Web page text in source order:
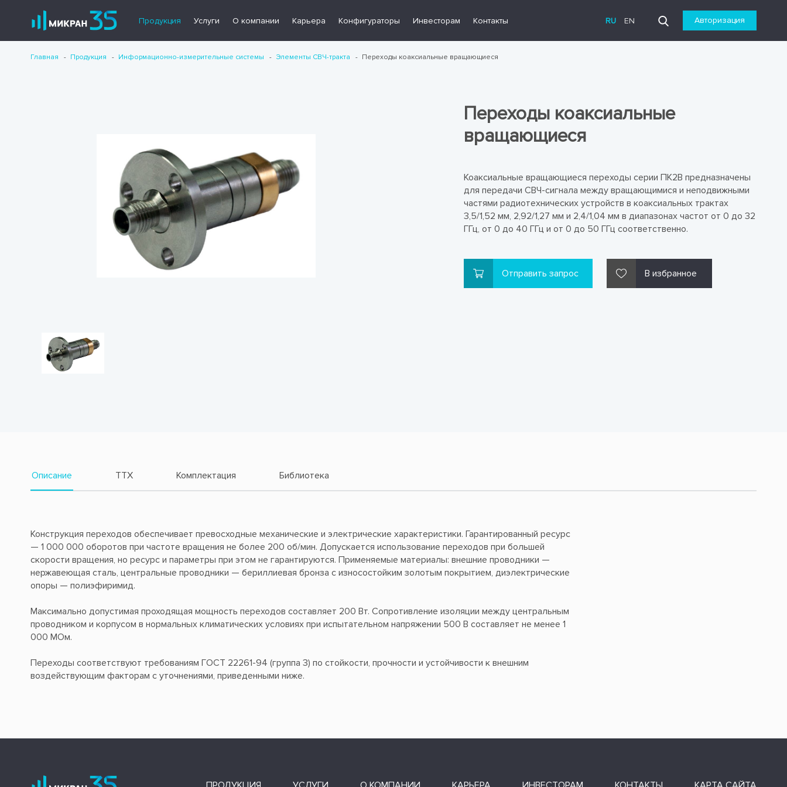
Продукция Услуги О компании Карьера Конфигураторы Инвесторам Контакты RU EN Авторизация
Главная Продукция Информационно-измерительные системы Элементы СВЧ-тракта Переходы коаксиальные вращающиеся
Переходы коаксиальные
вращающиеся
Коаксиальные вращающиеся переходы серии ПК2В предназначены
для передачи СВЧ-сигнала между вращающимися и неподвижными
частями радиотехнических устройств в коаксиальных трактах
3,5/1,52 мм, 2,92/1,27 мм и 2,4/1,04 мм в диапазонах частот от 0 до 32
ГГц, от 0 до 40 ГГц и от 0 до 50 ГГц соответственно.
Отправить запрос В избранное
Описание TTX Комплектация Библиотека
Конструкция переходов обеспечивает превосходные механические и электрические характеристики. Гарантированный ресурс
— 1 000 000 оборотов при частоте вращения не более 200 об/мин. Допускается использование переходов при большей
скорости вращения, но ресурс и параметры при этом не гарантируются. Применяемые материалы: внешние проводники —
нержавеющая сталь, центральные проводники — бериллиевая бронза с износостойким золотым покрытием, диэлектрические
опоры — полиэфиримид.
Максимально допустимая проходящая мощность переходов составляет 200 Вт. Сопротивление изоляции между центральным
проводником и корпусом в нормальных климатических условиях при испытательном напряжении 500 В составляет не менее 1
000 МОм.
Переходы соответствуют требованиям ГОСТ 22261-94 (группа 3) по стойкости, прочности и устойчивости к внешним
воздействующим факторам с уточнениями, приведенными ниже.